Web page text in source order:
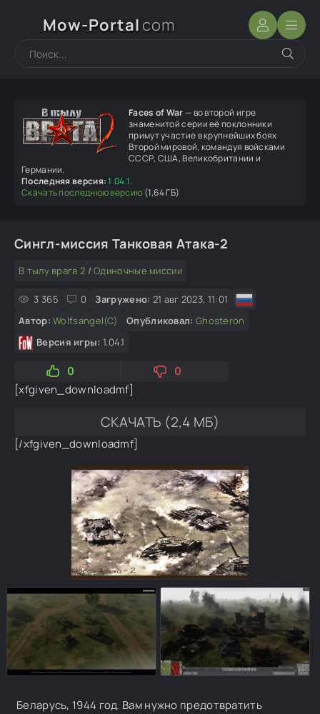
Mow-Portal com
Faces of War— во второй игре
знаменитой серии её поклонники
примут участие в крупнейших боях
Второй мировой, командуя войсками
СССР, США, Великобритании и
Германии.
Последняя версия:1.04.1.
Скачать последнюю версию (1,64 ГБ)
Сингл-миссия Танковая Атака-2
В тылу врага 2 /Одиночные миссии
3 365 0 Загружено: 21 авг 2023, 11:01
Автор: Wolfsangel(C) Опубликовал: Ghosteron
Версия игры: 1.04.1
0
0
[xfgiven_downloadmf]
СКАЧАТЬ (2,4 МБ)
[/xfgiven_downloadmf]
Беларусь, 1944 год. Вам нужно предотвратить